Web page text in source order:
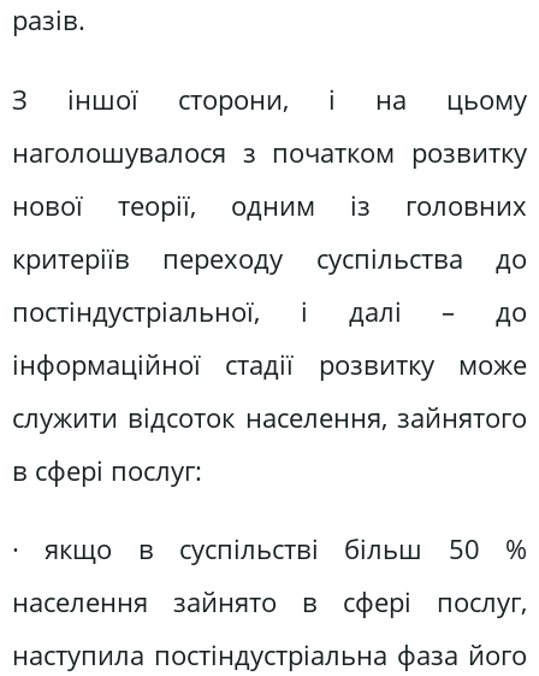
разів.
З іншої сторони, і на цьому
наголошувалося з початком розвитку
нової теорії, одним із головних
критеріїв переходу суспільства до
постіндустріальної, і далі – до
інформаційної стадії розвитку може
служити відсоток населення, зайнятого
в сфері послуг:
· якщо в суспільстві більш 50 %
населення зайнято в сфері послуг,
наступила постіндустріальна фаза його